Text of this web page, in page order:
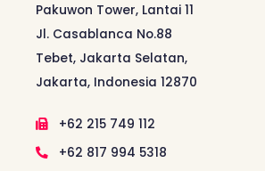
Pakuwon Tower, Lantai 11
Jl. Casablanca No.88
Tebet, Jakarta Selatan,
Jakarta, Indonesia 12870
+62 215 749 112
+62 817 994 5318